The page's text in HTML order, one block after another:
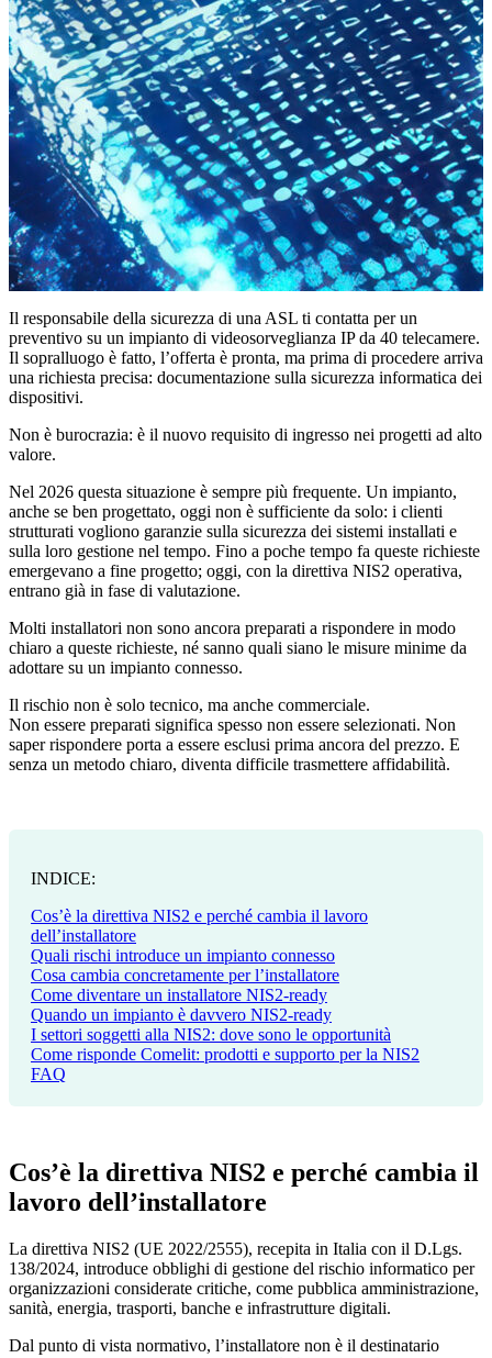
Il responsabile della sicurezza di una ASL ti contatta per un
preventivo su un impianto di videosorveglianza IP da 40 telecamere.
Il sopralluogo è fatto, l’offerta è pronta, ma prima di procedere arriva
una richiesta precisa: documentazione sulla sicurezza informatica dei
dispositivi.
Non è burocrazia: è il nuovo requisito di ingresso nei progetti ad alto
valore.
Nel 2026 questa situazione è sempre più frequente. Un impianto,
anche se ben progettato, oggi non è sufficiente da solo: i clienti
strutturati vogliono garanzie sulla sicurezza dei sistemi installati e
sulla loro gestione nel tempo. Fino a poche tempo fa queste richieste
emergevano a fine progetto; oggi, con la direttiva NIS2 operativa,
entrano già in fase di valutazione.
Molti installatori non sono ancora preparati a rispondere in modo
chiaro a queste richieste, né sanno quali siano le misure minime da
adottare su un impianto connesso.
Il rischio non è solo tecnico, ma anche commerciale.
Non essere preparati significa spesso non essere selezionati. Non
saper rispondere porta a essere esclusi prima ancora del prezzo. E
senza un metodo chiaro, diventa difficile trasmettere affidabilità.
INDICE:
Cos’è la direttiva NIS2 e perché cambia il lavoro
dell’installatore
Quali rischi introduce un impianto connesso
Cosa cambia concretamente per l’installatore
Come diventare un installatore NIS2-ready
Quando un impianto è davvero NIS2-ready
I settori soggetti alla NIS2: dove sono le opportunità
Come risponde Comelit: prodotti e supporto per la NIS2
FAQ
Cos’è la direttiva NIS2 e perché cambia il
lavoro dell’installatore
La direttiva NIS2 (UE 2022/2555), recepita in Italia con il D.Lgs.
138/2024, introduce obblighi di gestione del rischio informatico per
organizzazioni considerate critiche, come pubblica amministrazione,
sanità, energia, trasporti, banche e infrastrutture digitali.
Dal punto di vista normativo, l’installatore non è il destinatario